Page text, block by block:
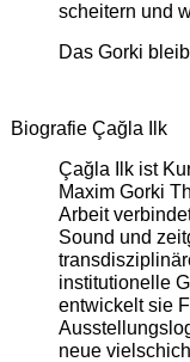
scheitern und
Das Gorki
Biografie Çağla Ilk
Çağla Ilk ist
Maxim Gorki
Arbeit
Sound und
institutionelle
entwickelt sie
neue